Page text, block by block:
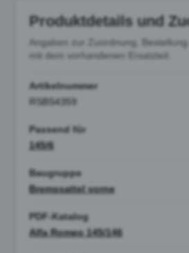
Produktdetails und
Angaben zur Zuordnung, Bestellung
mit dem vorhandenen Ersatzteil.
Artikelnummer
RSBS4359
Passend für
145/6
Baugruppe
Bremssattel vorne
PDF-Katalog
Alfa Romeo 145/146